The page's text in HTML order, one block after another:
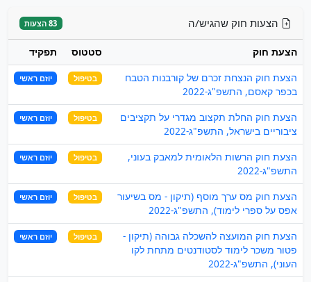
הצעות חוק שהגיש/ה 83 הצעות
הצעת חוק סטטוס
תפקיד
הצעת חוק הנצחת זכרם של קורבנות הטבח
בכפר קאסם, התשפ"ג-2022
בטיפול יוזם ראשי
הצעת חוק החלת תקצוב מגדרי על תקציבים
ציבוריים בישראל, התשפ"ג-2022
בטיפול יוזם ראשי
הצעת חוק הרשות הלאומית למאבק בעוני,
התשפ"ג-2022
בטיפול יוזם ראשי
הצעת חוק מס ערך מוסף (תיקון - מס בשיעור
אפס על ספרי לימוד), התשפ"ג-2022
בטיפול יוזם ראשי
הצעת חוק המועצה להשכלה גבוהה (תיקון -
פטור משכר לימוד לסטודנטים מתחת לקו
העוני), התשפ"ג-2022
בטיפול יוזם ראשי